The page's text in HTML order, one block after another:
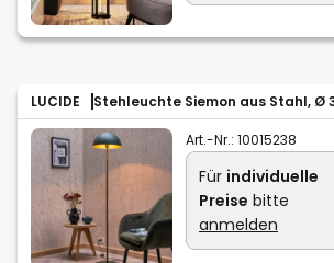
LUCIDE Stehleuchte Siemon aus Stahl, Ø
Art.-Nr.: 10015238
Für individuelle
Preise bitte
anmelden